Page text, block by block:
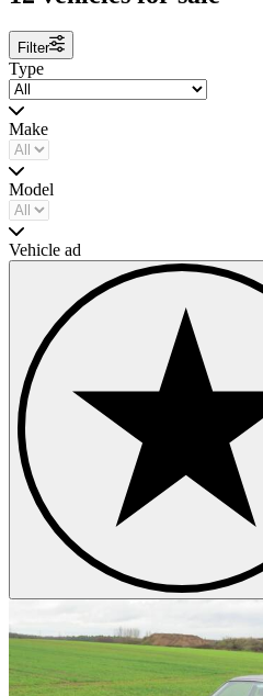
Filter
Type
Make
Model
Vehicle ad